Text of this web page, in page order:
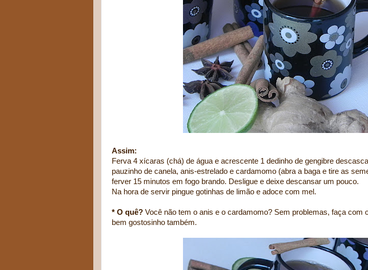
Assim:
Ferva 4 xícaras (chá) de água e acrescente 1 dedinho de gengibre
pauzinho de canela, anis-estrelado e cardamomo (abra a baga e tire as
ferver 15 minutos em fogo brando. Desligue e deixe descansar um pouco.
Na hora de servir pingue gotinhas de limão e adoce com mel.
* O quê? Você não tem o anis e o cardamomo? Sem problemas, faça com
bem gostosinho também.